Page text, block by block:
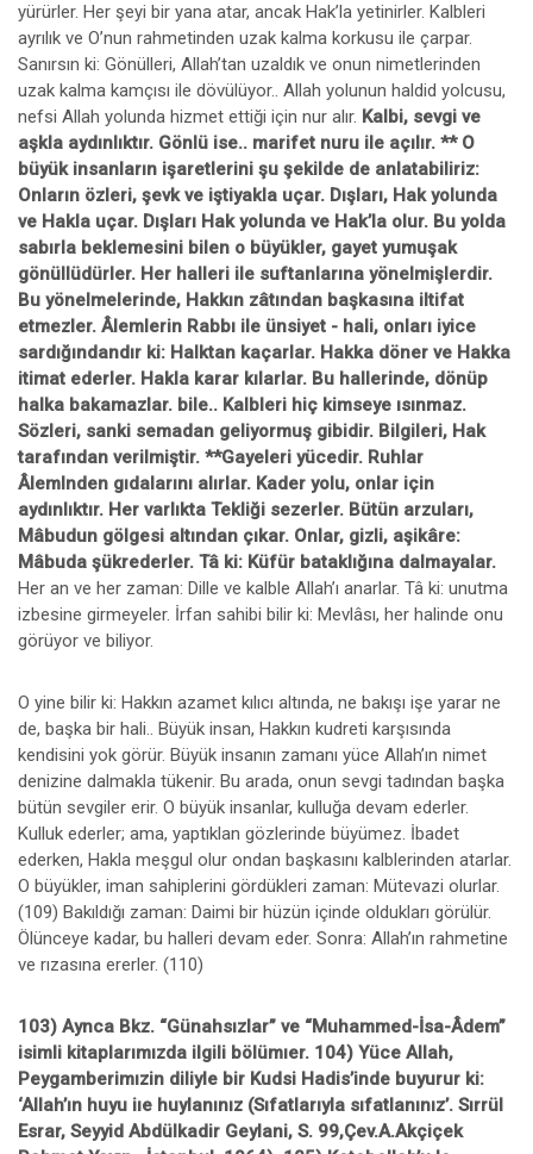
yürürler. Her şeyi bir yana atar, ancak Hak’la yetinirler. Kalbleri
ayrılık ve O’nun rahmetinden uzak kalma korkusu ile çarpar.
Sanırsın ki: Gönülleri, Allah’tan uzaldık ve onun nimetlerinden
uzak kalma kamçısı ile dövülüyor.. Allah yolunun haldid yolcusu,
nefsi Allah yolunda hizmet ettiği için nur alır. Kalbi, sevgi ve
aşkla aydınlıktır. Gönlü ise.. marifet nuru ile açılır. ** O
büyük insanların işaretlerini şu şekilde de anlatabiliriz:
Onların özleri, şevk ve iştiyakla uçar. Dışları, Hak yolunda
ve Hakla uçar. Dışları Hak yolunda ve Hak’la olur. Bu yolda
sabırla beklemesini bilen o büyükler, gayet yumuşak
gönüllüdürler. Her halleri ile suftanlarına yönelmişlerdir.
Bu yönelmelerinde, Hakkın zâtından başkasına iltifat
etmezler. Âlemlerin Rabbı ile ünsiyet - hali, onları iyice
sardığındandır ki: Halktan kaçarlar. Hakka döner ve Hakka
itimat ederler. Hakla karar kılarlar. Bu hallerinde, dönüp
halka bakamazlar. bile.. Kalbleri hiç kimseye ısınmaz.
Sözleri, sanki semadan geliyormuş gibidir. Bilgileri, Hak
tarafından verilmiştir. **Gayeleri yücedir. Ruhlar
Âlemlnden gıdalarını alırlar. Kader yolu, onlar için
aydınlıktır. Her varlıkta Tekliği sezerler. Bütün arzuları,
Mâbudun gölgesi altından çıkar. Onlar, gizli, aşikâre:
Mâbuda şükrederler. Tâ ki: Küfür bataklığına dalmayalar.
Her an ve her zaman: Dille ve kalble Allah’ı anarlar. Tâ ki: unutma
izbesine girmeyeler. İrfan sahibi bilir ki: Mevlâsı, her halinde onu
görüyor ve biliyor.
O yine bilir ki: Hakkın azamet kılıcı altında, ne bakışı işe yarar ne
de, başka bir hali.. Büyük insan, Hakkın kudreti karşısında
kendisini yok görür. Büyük insanın zamanı yüce Allah’ın nimet
denizine dalmakla tükenir. Bu arada, onun sevgi tadından başka
bütün sevgiler erir. O büyük insanlar, kulluğa devam ederler.
Kulluk ederler; ama, yaptıklan gözlerinde büyümez. İbadet
ederken, Hakla meşgul olur ondan başkasını kalblerinden atarlar.
O büyükler, iman sahiplerini gördükleri zaman: Mütevazi olurlar.
(109) Bakıldığı zaman: Daimi bir hüzün içinde oldukları görülür.
Ölünceye kadar, bu halleri devam eder. Sonra: Allah’ın rahmetine
ve rızasına ererler. (110)
103) Aynca Bkz. “Günahsızlar” ve “Muhammed-İsa-Âdem”
isimli kitaplarımızda ilgili bölümıer. 104) Yüce Allah,
Peygamberimızin diliyle bir Kudsi Hadis’inde buyurur ki:
‘Allah’ın huyu iıe huylanınız (Sıfatlarıyla sıfatlanınız’. Sırrül
Esrar, Seyyid Abdülkadir Geylani, S. 99,Çev.A.Akçiçek